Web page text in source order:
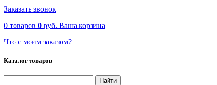
Заказать звонок
0 товаров 0 руб. Ваша корзина
Что с моим заказом?
Каталог товаров